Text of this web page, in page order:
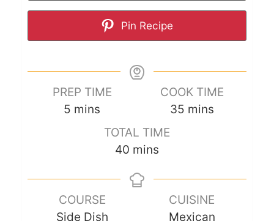
Pin Recipe
PREP TIME
5 mins
COOK TIME
35 mins
TOTAL TIME
40 mins
COURSE
Side Dish
CUISINE
Mexican